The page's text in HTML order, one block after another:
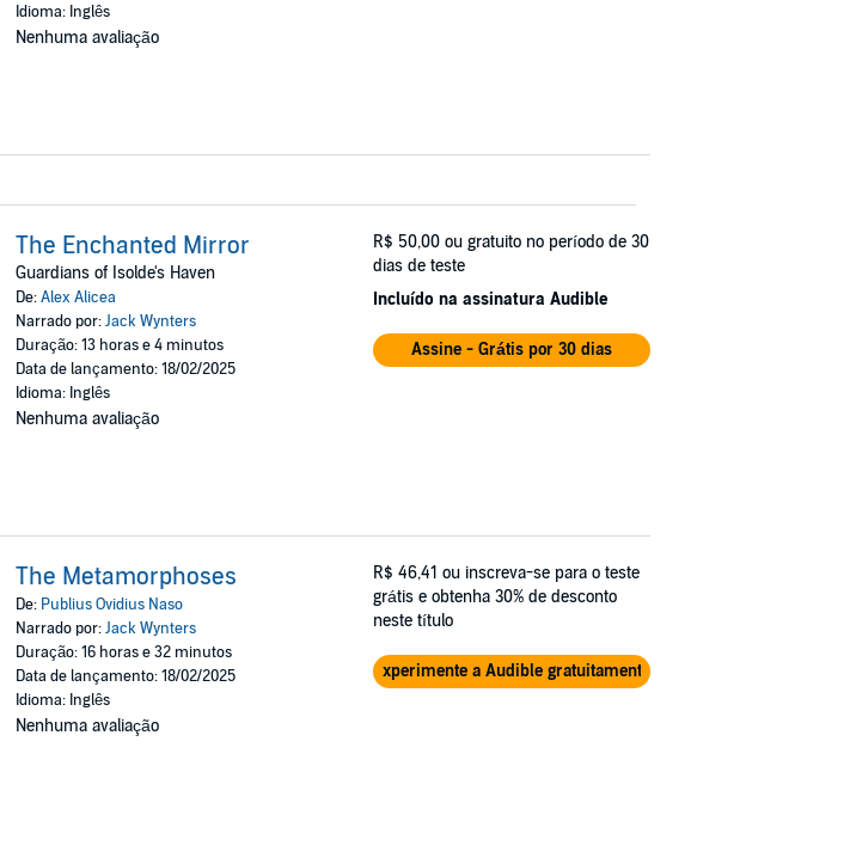
Idioma: Inglês
Nenhuma avaliação
The Enchanted Mirror
Guardians of Isolde's Haven
De:Alex Alicea
Narrado por:Jack Wynters
Duração: 13 horas e 4 minutos
Data de lançamento: 18/02/2025
Idioma: Inglês
Nenhuma avaliação
R$ 50,00 ou gratuito no período de 30
dias de teste
Incluído na assinatura Audible
Assine - Grátis por 30 dias
The Metamorphoses
De: Publius Ovidius Naso
Narrado por:Jack Wynters
Duração: 16 horas e 32 minutos
Data de lançamento: 18/02/2025
Idioma: Inglês
Nenhuma avaliação
R$ 46,41 ou inscreva-se para o teste
grátis e obtenha 30% de desconto
neste título
Experimente a Audible gratuitamente